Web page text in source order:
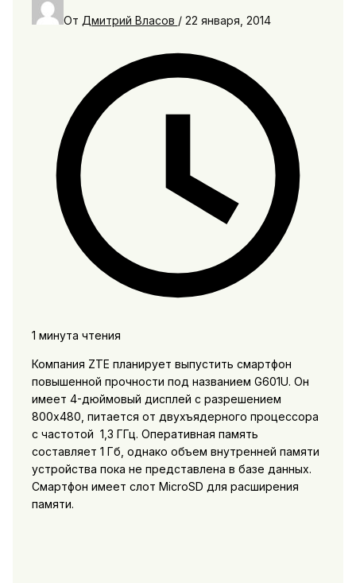
От Дмитрий Власов / 22 января, 2014
1 минута чтения
Компания ZTE планирует выпустить смартфон
повышенной прочности под названием G601U. Он
имеет 4-дюймовый дисплей с разрешением
800х480, питается от двухъядерного процессора
с частотой 1,3 ГГц. Оперативная память
составляет 1 Гб, однако объем внутренней памяти
устройства пока не представлена в базе данных.
Смартфон имеет слот MicroSD для расширения
памяти.